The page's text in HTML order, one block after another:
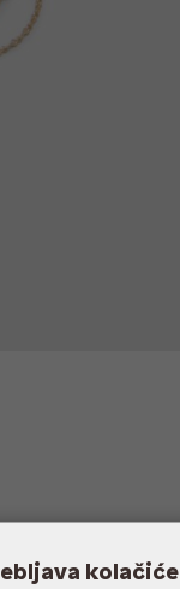
kolačiće